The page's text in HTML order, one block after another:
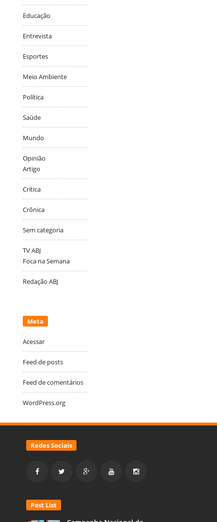
Educação
Entrevista
Esportes
Meio Ambiente
Política
Saúde
Mundo
Opinião
Artigo
Crítica
Crônica
Sem categoria
TV ABJ
Foca na Semana
Redação ABJ
Meta
Acessar
Feed de posts
Feed de comentários
WordPress.org
Redes Sociais
Post List